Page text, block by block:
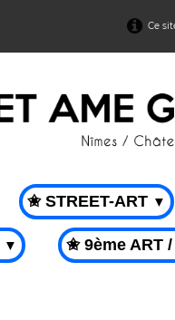
Ce
✬ STREET-ART ▼
▼ ✬ 9ème ART